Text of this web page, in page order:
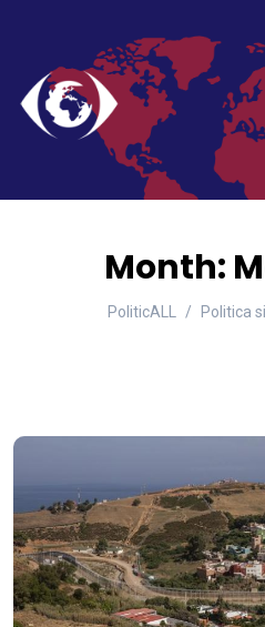
Month:
PoliticALL Politica